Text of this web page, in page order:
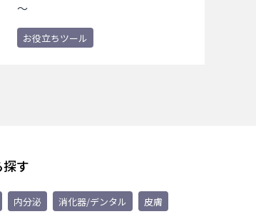
～
お役立ちツール
す
内分泌 消化器/デンタル
皮膚